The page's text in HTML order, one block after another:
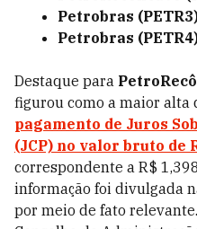
Petrobras
Petrobras
Destaque para
figurou como a maior alta
pagamento de Juros
(JCP) no valor bruto de
correspondente a R$
informação foi divulgada
por meio de fato